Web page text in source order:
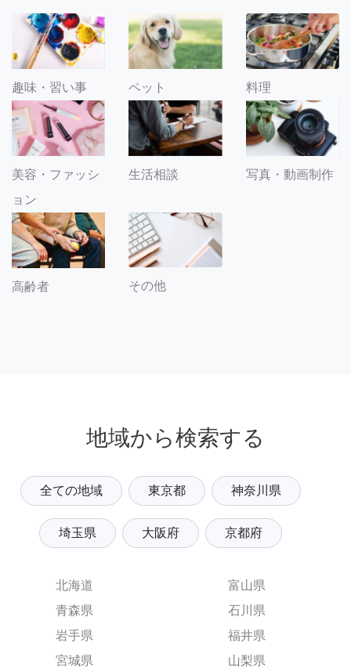
趣味・習い事 ペット 料理
美容・ファッシ
ョン
生活相談 写真・動画制作
高齢者 その他
地域から検索する
全ての地域 東京都 神奈川県
埼玉県 大阪府 京都府
北海道
青森県
岩手県
宮城県
富山県
石川県
福井県
山梨県